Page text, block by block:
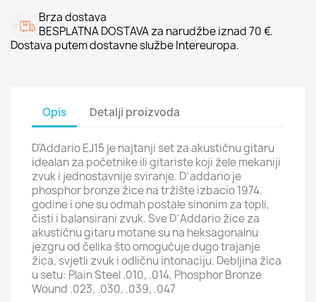
Brza dostava
BESPLATNA DOSTAVA za narudžbe iznad 70 €.
Dostava putem dostavne službe Intereuropa.
Opis Detalji proizvoda
D'Addario EJ15 je najtanji set za akustičnu gitaru
idealan za početnike ili gitariste koji žele mekaniji
zvuk i jednostavnije sviranje. D´addario je
phosphor bronze žice na tržište izbacio 1974.
godine i one su odmah postale sinonim za topli,
čisti i balansirani zvuk. Sve D´Addario žice za
akustičnu gitaru motane su na heksagonalnu
jezgru od čelika što omogućuje dugo trajanje
žica, svjetli zvuk i odličnu intonaciju. Debljina žica
u setu: Plain Steel .010, .014, Phosphor Bronze
Wound .023, .030, .039, .047